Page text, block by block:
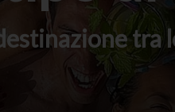
tra